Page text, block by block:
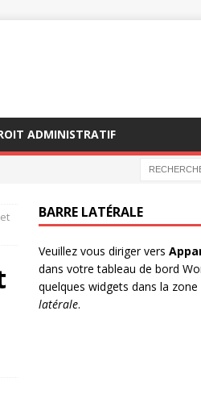
ADMINISTRATIF
BARRE LATÉRALE
Veuillez vous diriger vers
dans votre tableau de bord
quelques widgets dans la
latérale.